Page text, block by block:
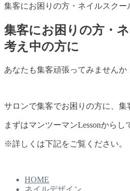
集客にお困りの方・ネイルスクー
集客にお困りの方・
考え中の方に
あなたも集客頑張ってみませんか
サロンで集客でお困りの方に、集
まずはマンツーマンLessonからし
※詳しくは下記をご覧ください。
HOME
ネイルデザイン